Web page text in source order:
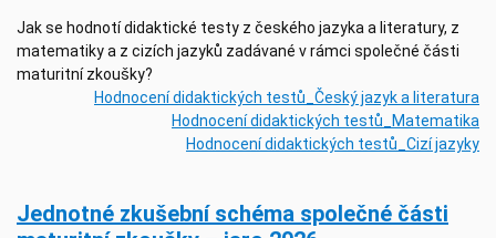
Jak se hodnotí didaktické testy z českého jazyka a literatury, z
matematiky a z cizích jazyků zadávané v rámci společné části
maturitní zkoušky?
Hodnocení didaktických testů_Český jazyk a literatura
Hodnocení didaktických testů_Matematika
Hodnocení didaktických testů_Cizí jazyky
Jednotné zkušební schéma společné části